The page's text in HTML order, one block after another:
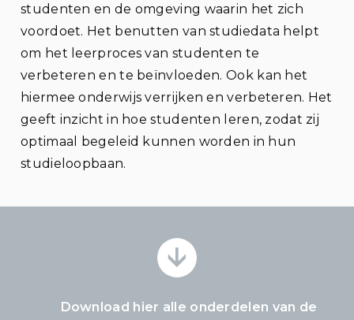
studenten en de omgeving waarin het zich
voordoet. Het benutten van studiedata helpt
om het leerproces van studenten te
verbeteren en te beïnvloeden. Ook kan het
hiermee onderwijs verrijken en verbeteren. Het
geeft inzicht in hoe studenten leren, zodat zij
optimaal begeleid kunnen worden in hun
studieloopbaan.
Download hier alle onderdelen van de